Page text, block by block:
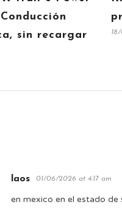
sin recargar
laos 01/06/2026 at 4:17 am
en mexico en el estado de